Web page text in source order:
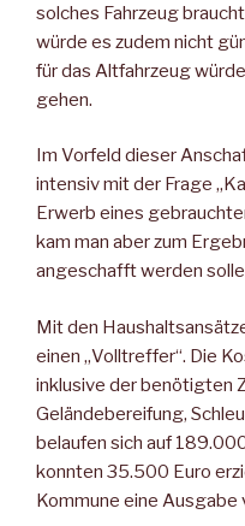
solches Fahrzeug
würde es zudem nicht
für das Altfahrzeug
gehen.
Im Vorfeld dieser
intensiv mit der Frage
Erwerb eines
kam man aber zum
angeschafft werden
Mit den
einen „Volltreffer“. Die
inklusive der benötigten
Geländebereifung,
belaufen sich auf
konnten 35.500 Euro
Kommune eine